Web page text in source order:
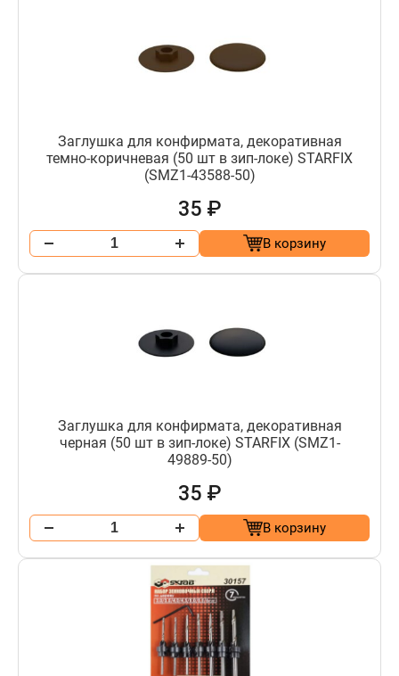
Заглушка для конфирмата, декоративная
темно-коричневая (50 шт в зип-локе) STARFIX
(SMZ1-43588-50)
35 ₽
В корзину
Заглушка для конфирмата, декоративная
черная (50 шт в зип-локе) STARFIX (SMZ1-
49889-50)
35 ₽
В корзину